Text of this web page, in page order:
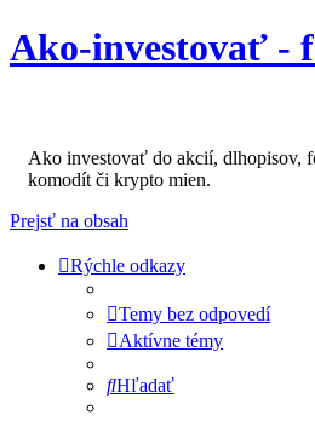
Ako-investovať -
Ako investovať do akcií, dlhopisov,
komodít či krypto mien.
Prejsť na obsah
Rýchle odkazy
Temy bez odpovedí
Aktívne témy
Hľadať